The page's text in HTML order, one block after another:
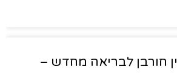
חורבן לבריאה מחדש –